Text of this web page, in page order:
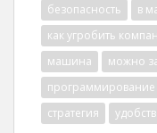
безопасность
в
как угробить
машина
можно
программирование
стратегия